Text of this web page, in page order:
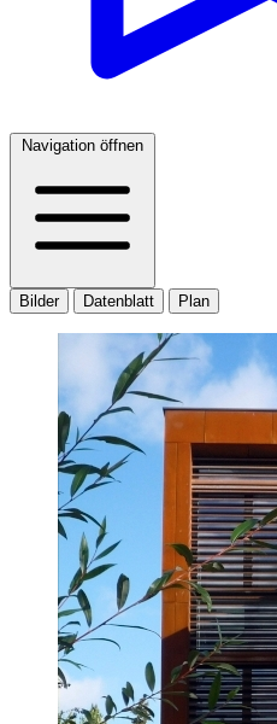
Navigation öffnen
Bilder Datenblatt Plan